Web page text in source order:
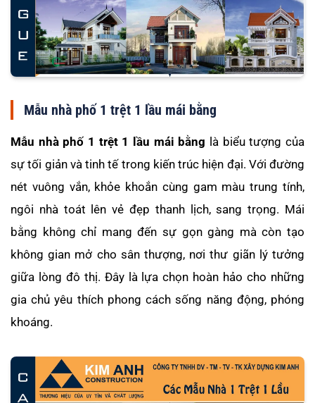
Mẫu nhà phố 1 trệt 1 lầu mái bằng
Mẫu nhà phố 1 trệt 1 lầu mái bằng là biểu tượng của
sự tối giản và tinh tế trong kiến trúc hiện đại. Với đường
nét vuông vắn, khỏe khoắn cùng gam màu trung tính,
ngôi nhà toát lên vẻ đẹp thanh lịch, sang trọng. Mái
bằng không chỉ mang đến sự gọn gàng mà còn tạo
không gian mở cho sân thượng, nơi thư giãn lý tưởng
giữa lòng đô thị. Đây là lựa chọn hoàn hảo cho những
gia chủ yêu thích phong cách sống năng động, phóng
khoáng.